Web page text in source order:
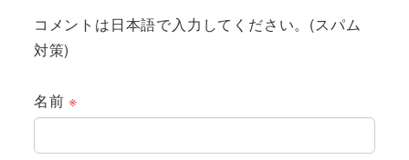
コメントは日本語で入力してください。(スパム
対策)
名前※